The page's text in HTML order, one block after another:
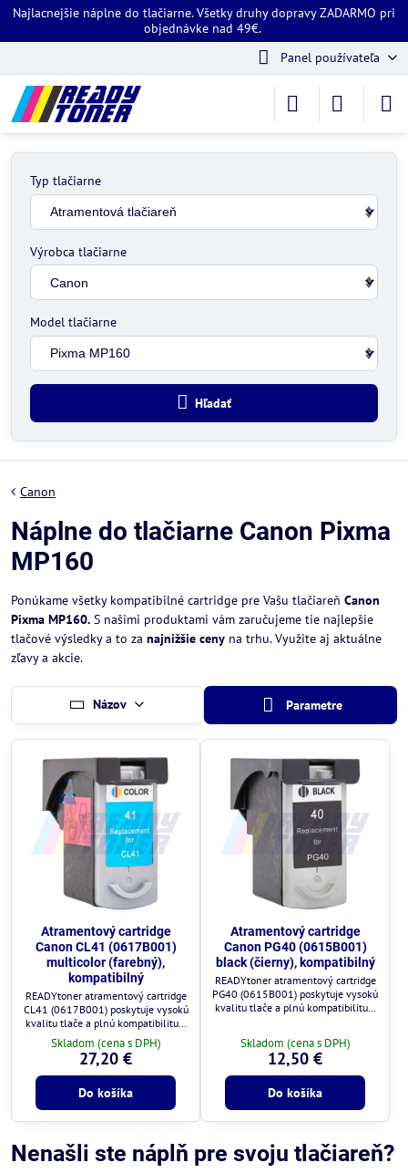
Najlacnejšie náplne do tlačiarne. Všetky druhy dopravy ZADARMO pri
objednávke nad 49€.
Panel používateľa
Typ tlačiarne
Výrobca tlačiarne
Model tlačiarne
Hľadať
Canon
Náplne do tlačiarne Canon Pixma
MP160
Ponúkame všetky kompatibilné cartridge pre Vašu tlačiareň Canon
Pixma MP160. S našimi produktami vám zaručujeme tie najlepšie
tlačové výsledky a to za najnižšie ceny na trhu. Využite aj aktuálne
zľavy a akcie.
Názov Parametre
Atramentový cartridge
Canon CL41 (0617B001)
multicolor (farebný),
kompatibilný
READYtoner atramentový cartridge
CL41 (0617B001) poskytuje vysokú
kvalitu tlače a plnú kompatibilitu s
tlačiarňami Canon.
Skladom (cena s DPH)
27,20 €
Do košíka
Atramentový cartridge
Canon PG40 (0615B001)
black (čierny), kompatibilný
READYtoner atramentový cartridge
PG40 (0615B001) poskytuje vysokú
kvalitu tlače a plnú kompatibilitu s
Skladom (cena s DPH)
12,50 €
Do košíka
Nenašli ste náplň pre svoju tlačiareň?